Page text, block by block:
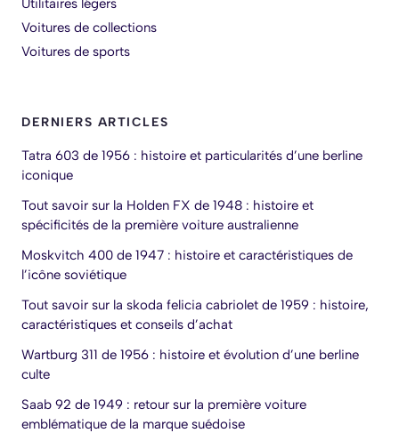
Utilitaires légers
Voitures de collections
Voitures de sports
DERNIERS ARTICLES
Tatra 603 de 1956 : histoire et particularités d’une berline
iconique
Tout savoir sur la Holden FX de 1948 : histoire et
spécificités de la première voiture australienne
Moskvitch 400 de 1947 : histoire et caractéristiques de
l’icône soviétique
Tout savoir sur la skoda felicia cabriolet de 1959 : histoire,
caractéristiques et conseils d’achat
Wartburg 311 de 1956 : histoire et évolution d’une berline
culte
Saab 92 de 1949 : retour sur la première voiture
emblématique de la marque suédoise